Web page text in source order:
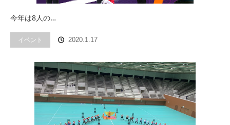
今年は8人の…
イベント 2020.1.17